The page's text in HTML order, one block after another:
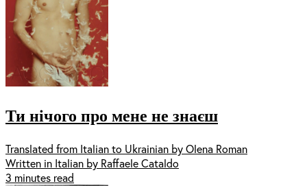
Ти нічого про мене не знаєш
Translated from Italian to Ukrainian by Olena Roman
Written in Italian by Raffaele Cataldo
3 minutes read